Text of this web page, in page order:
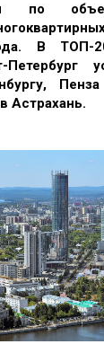
по
В ТОП-
Петербург
Астрахань.